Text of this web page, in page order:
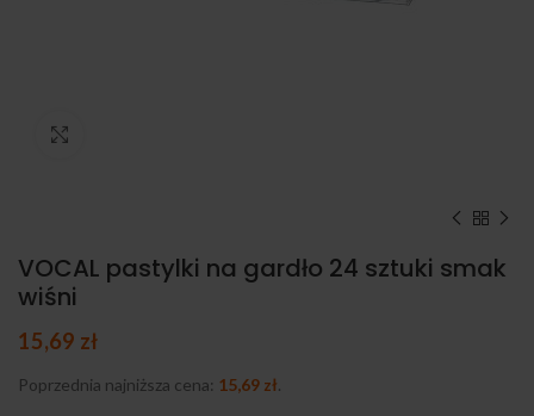
VOCAL pastylki na gardło 24 sztuki smak
wiśni
15,69 zł
Poprzednia najniższa cena: 15,69 zł.